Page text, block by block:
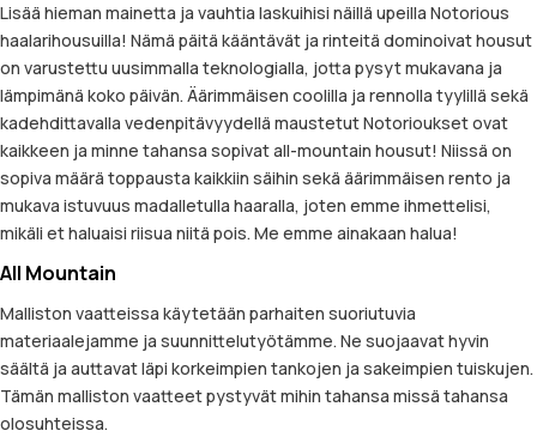
Lisää hieman mainetta ja vauhtia laskuihisi näillä upeilla Notorious
haalarihousuilla! Nämä päitä kääntävät ja rinteitä dominoivat housut
on varustettu uusimmalla teknologialla, jotta pysyt mukavana ja
lämpimänä koko päivän. Äärimmäisen coolilla ja rennolla tyylillä sekä
kadehdittavalla vedenpitävyydellä maustetut Notorioukset ovat
kaikkeen ja minne tahansa sopivat all-mountain housut! Niissä on
sopiva määrä toppausta kaikkiin säihin sekä äärimmäisen rento ja
mukava istuvuus madalletulla haaralla, joten emme ihmettelisi,
mikäli et haluaisi riisua niitä pois. Me emme ainakaan halua!
All Mountain
Malliston vaatteissa käytetään parhaiten suoriutuvia
materiaalejamme ja suunnittelutyötämme. Ne suojaavat hyvin
säältä ja auttavat läpi korkeimpien tankojen ja sakeimpien tuiskujen.
Tämän malliston vaatteet pystyvät mihin tahansa missä tahansa
olosuhteissa.